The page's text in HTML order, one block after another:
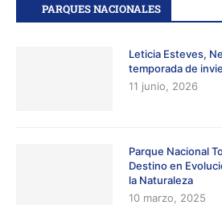
PARQUES NACIONALES
Leticia Esteves,
temporada de
11 junio, 2026
Parque Nacional
Destino en
la Naturaleza
10 marzo, 2025